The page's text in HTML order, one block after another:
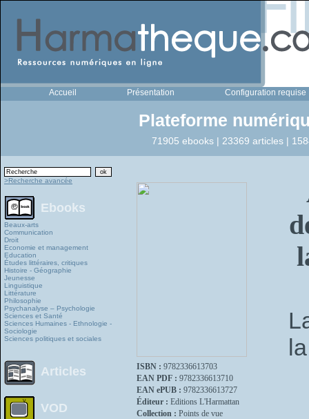
Accueil Présentation Configuration requise
Plateforme
71905 ebooks | 23369 articles |
>Recherche avancée
Ebooks
Beaux-arts
Communication
Droit
Economie et management
Education
Études littéraires, critiques
Histoire - Géographie
Jeunesse
Linguistique
Littérature
Philosophie
Psychanalyse – Psychologie
Sciences et Santé
Sciences Humaines - Ethnologie -
Sociologie
Sciences politiques et sociales
Articles
VOD
ISBN : 9782336613703
EAN PDF : 9782336613710
EAN ePUB : 9782336613727
Éditeur : Editions L'Harmattan
Collection : Points de vue